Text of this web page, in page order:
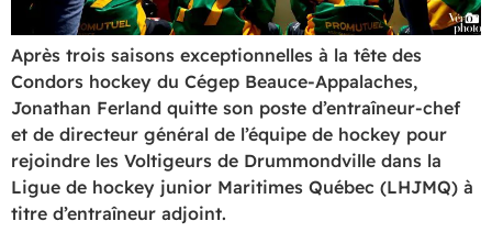
Après trois saisons exceptionnelles à la tête des
Condors hockey du Cégep Beauce-Appalaches,
Jonathan Ferland quitte son poste d’entraîneur-chef
et de directeur général de l’équipe de hockey pour
rejoindre les Voltigeurs de Drummondville dans la
Ligue de hockey junior Maritimes Québec (LHJMQ) à
titre d’entraîneur adjoint.